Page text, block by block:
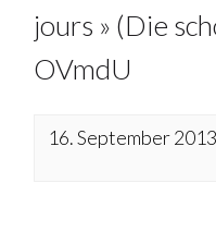
jours » (Die
OVmdU
16. September